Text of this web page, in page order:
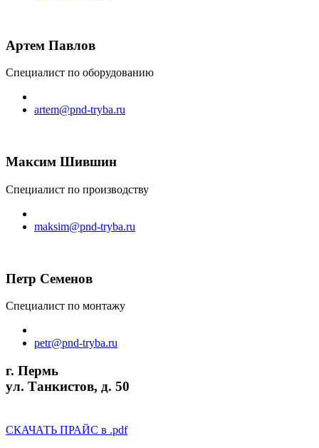
Артем Павлов
Специалист по оборудованию
artem@pnd-tryba.ru
Максим Шившин
Специалист по производству
maksim@pnd-tryba.ru
Петр Семенов
Специалист по монтажу
petr@pnd-tryba.ru
г. Пермь
ул. Танкистов, д. 50
СКАЧАТЬ ПРАЙС в .pdf